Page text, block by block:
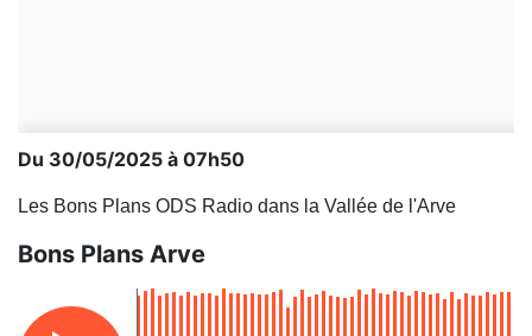
Du 30/05/2025 à 07h50
Les Bons Plans ODS Radio dans la Vallée de l'Arve
Bons Plans Arve